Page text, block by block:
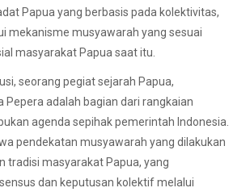
Papua yang berbasis pada kolektivitas,
mekanisme musyawarah yang sesuai
masyarakat Papua saat itu.
seorang pegiat sejarah Papua,
Pepera adalah bagian dari rangkaian
agenda sepihak pemerintah Indonesia.
pendekatan musyawarah yang dilakukan
tradisi masyarakat Papua, yang
dan keputusan kolektif melalui